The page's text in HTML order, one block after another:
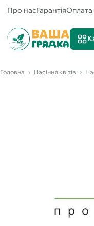
Про насГарантіяОплата
Головна Насіння квітів